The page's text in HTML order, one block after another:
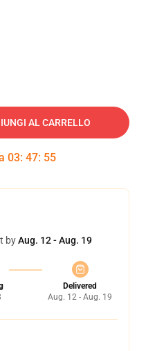
AL CARRELLO
03: 47: 54
byAug. 12 - Aug. 19
Delivered
Aug. 12 - Aug. 19